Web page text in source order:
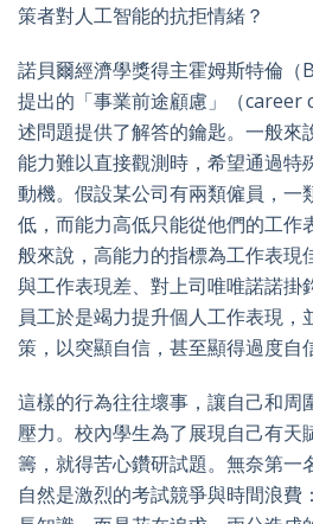
策者對人工智能的抗拒情緒？
諾貝爾經濟學獎得主霍姆斯特倫
提出的「事業前途顧慮 」（career
述問題提供了解答的鑰匙。一般來
能力難以直接觀測時，希望通過特
動機。假設某公司有兩類僱員，一
低，而能力高低只能從他們的工作
般來說，高能力的指標為工作表現
與工作表現差、對上司唯唯諾諾掛
員工於是竭力提升個人工作表現，
策，以突顯自信，甚至顯得過度自
這樣的行為往往壞事，讓自己和周
壓力。校內學生為了展現自己有天
籌，就得苦心鑽研試題。無奈第一
自然是激烈的考試競爭與時間浪費